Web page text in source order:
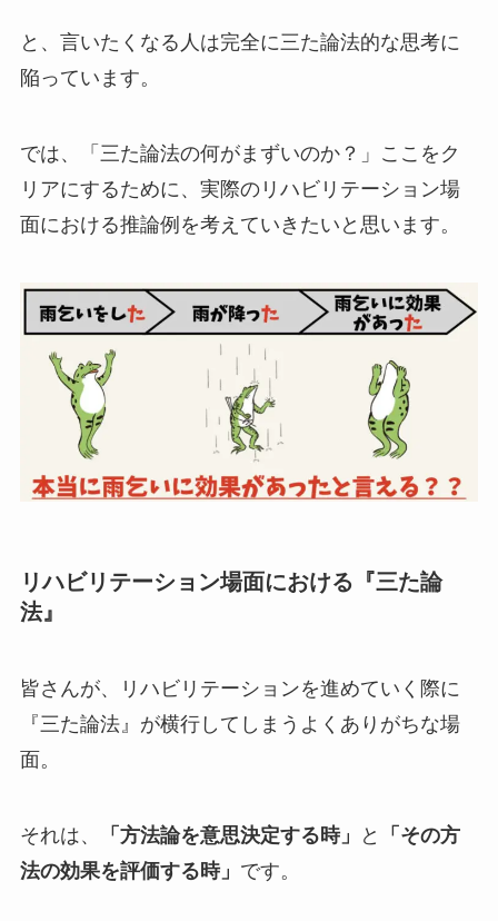
と、言いたくなる人は完全に三た論法的な思考に
陥っています。
では、「三た論法の何がまずいのか？」ここをク
リアにするために、実際のリハビリテーション場
面における推論例を考えていきたいと思います。
リハビリテーション場面における『三た論
法』
皆さんが、リハビリテーションを進めていく際に
『三た論法』が横行してしまうよくありがちな場
面。
それは、 「方法論を意思決定する時」 と
「その方
法の効果を評価する時」 です。